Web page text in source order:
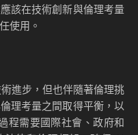
該在技術創新與倫理考量
使用。
進步，但也伴隨著倫理挑
理考量之間取得平衡，以
程需要國際社會、政府和